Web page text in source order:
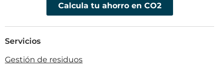
Calcula tu ahorro en CO2
Servicios
Gestión de residuos